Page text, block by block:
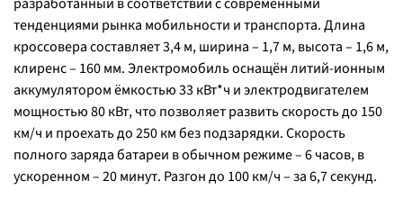
тенденциями рынка мобильности и транспорта. Длина
кроссовера составляет 3,4 м, ширина – 1,7 м, высота – 1,6 м,
клиренс – 160 мм. Электромобиль оснащён литий-ионным
аккумулятором ёмкостью 33 кВт*ч и электродвигателем
мощностью 80 кВт, что позволяет развить скорость до 150
км/ч и проехать до 250 км без подзарядки. Скорость
полного заряда батареи в обычном режиме – 6 часов, в
ускоренном – 20 минут. Разгон до 100 км/ч – за 6,7 секунд.